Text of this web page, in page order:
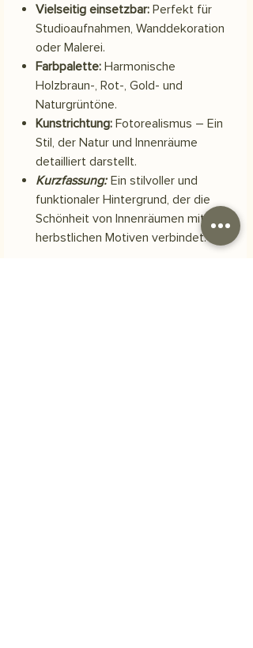
Vielseitig einsetzbar: Perfekt für
Studioaufnahmen, Wanddekoration
oder Malerei.
Farbpalette: Harmonische
Holzbraun-, Rot-, Gold- und
Naturgrüntöne.
Kunstrichtung: Fotorealismus – Ein
Stil, der Natur und Innenräume
detailliert darstellt.
Kurzfassung: Ein stilvoller und
funktionaler Hintergrund, der die
Schönheit von Innenräumen mit
herbstlichen Motiven verbindet.